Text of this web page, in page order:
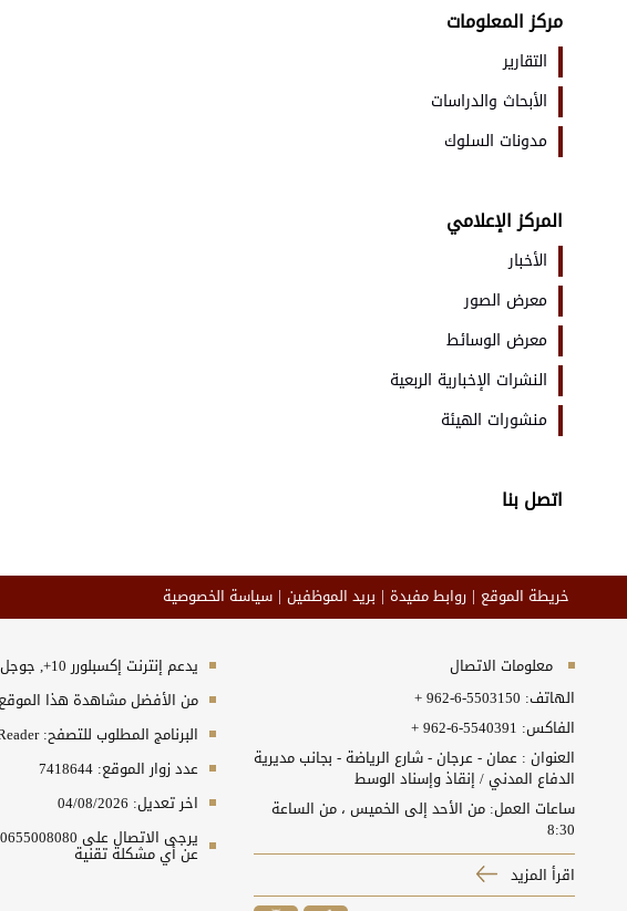
مركز المعلومات
التقارير
الأبحاث والدراسات
مدونات السلوك
المركز الإعلامي
الأخبار
معرض الصور
معرض الوسائط
النشرات الإخبارية الربعية
منشورات الهيئة
اتصل بنا
خريطة الموقع روابط مفيدة بريد الموظفين سياسة الخصوصية
معلومات الاتصال
الهاتف: + 962-6-5503150
الفاكس: + 962-6-5540391
العنوان : عمان - عرجان - شارع الرياضة - بجانب مديرية
الدفاع المدني / إنقاذ وإسناد الوسط
ساعات العمل: من الأحد إلى الخميس ، من الساعة
8:30
اقرأ المزيد
يدعم إنترنت إكسبلورر 10+, جوجل كروم, فايرفوكس, سفاري
من الأفضل مشاهدة هذا الموقع من
البرنامج المطلوب للتصفح: Adobe Reader
عدد زوار الموقع: 7418644
اخر تعديل: 04/08/2026
عن أي مشكلة تقنية